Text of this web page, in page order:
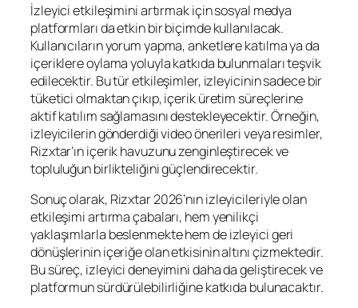
İzleyici etkileşimini artırmak için sosyal medya
platformları da etkin bir biçimde kullanılacak.
Kullanıcıların yorum yapma, anketlere katılma ya da
içeriklere oylama yoluyla katkıda bulunmaları teşvik
edilecektir. Bu tür etkileşimler, izleyicinin sadece bir
tüketici olmaktan çıkıp, içerik üretim süreçlerine
aktif katılım sağlamasını destekleyecektir. Örneğin,
izleyicilerin gönderdiği video önerileri veya resimler,
Rizxtar’ın içerik havuzunu zenginleştirecek ve
topluluğun birlikteliğini güçlendirecektir.
Sonuç olarak, Rizxtar 2026’nın izleyicileriyle olan
etkileşimi artırma çabaları, hem yenilikçi
yaklaşımlarla beslenmekte hem de izleyici geri
dönüşlerinin içeriğe olan etkisinin altını çizmektedir.
Bu süreç, izleyici deneyimini daha da geliştirecek ve
platformun sürdürülebilirliğine katkıda bulunacaktır.